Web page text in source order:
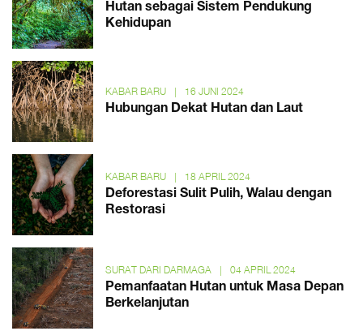
Hutan sebagai Sistem Pendukung
Kehidupan
KABAR BARU | 16 JUNI 2024
Hubungan Dekat Hutan dan Laut
KABAR BARU | 18 APRIL 2024
Deforestasi Sulit Pulih, Walau dengan
Restorasi
SURAT DARI DARMAGA | 04 APRIL 2024
Pemanfaatan Hutan untuk Masa Depan
Berkelanjutan